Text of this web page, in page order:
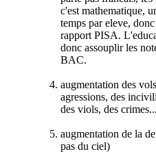
c'est mathematique,
temps par eleve,
rapport PISA.
donc assouplir les
BAC.
augmentation des
agressions, des
des viols, des
augmentation de la
pas du ciel)